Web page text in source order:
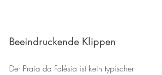
Beeindruckende Klippen
Der Praia da Falésia ist kein typischer